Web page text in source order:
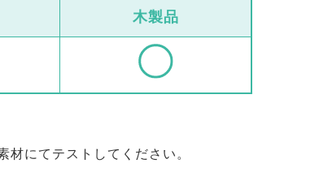
木製品
にてテストしてください。